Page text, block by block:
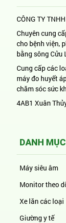
CÔNG TY
Chuyên cung
cho bệnh viện,
bằng sông Cửu
Cung cấp các
máy đo huyết
chăm sóc sức
4AB1 Xuân
DANH
Máy siêu âm
Monitor theo
Xe lăn các loại
Giường y tế